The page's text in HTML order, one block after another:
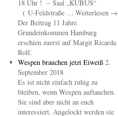
18 Uhr ! – Saal „KUBUS“
( U-Feldstraße … Weiterlesen →
Der Beitrag 11 Jahre
Grundeinkommen Hamburg
erschien zuerst auf Margit Ricarda
Rolf.
Wespen brauchen jetzt Eiweiß 2.
September 2018
Es ist nicht einfach ruhig zu
bleiben, wenn Wespen auftauchen.
Sie sind aber nicht an euch
interessiert. Angelockt werden sie